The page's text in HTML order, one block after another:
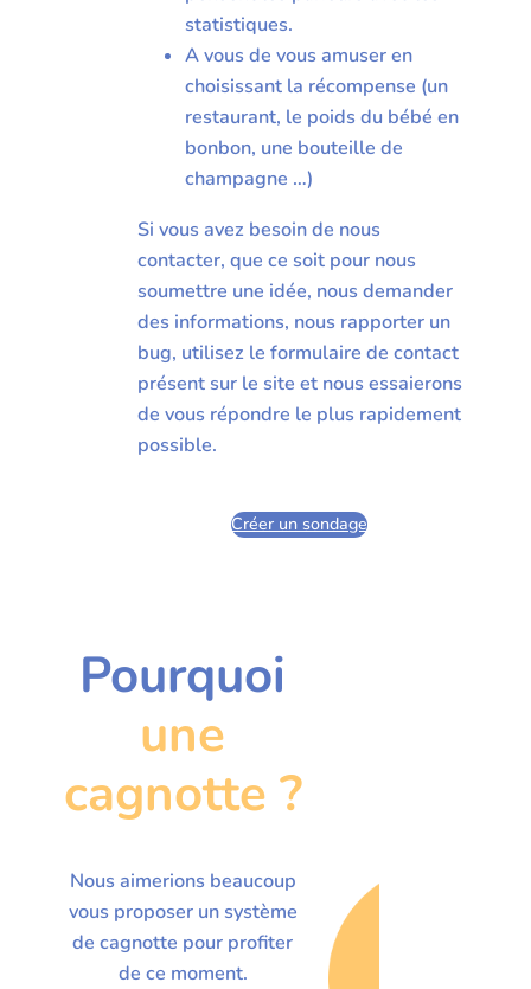
statistiques.
A vous de vous amuser en
choisissant la récompense (un
restaurant, le poids du bébé en
bonbon, une bouteille de
champagne …)
Si vous avez besoin de nous
contacter, que ce soit pour nous
soumettre une idée, nous demander
des informations, nous rapporter un
bug, utilisez le formulaire de contact
présent sur le site et nous essaierons
de vous répondre le plus rapidement
possible.
Créer un sondage
Pourquoi
une
cagnotte ?
Nous aimerions beaucoup
vous proposer un système
de cagnotte pour profiter
de ce moment.